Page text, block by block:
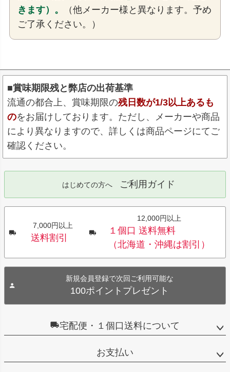
きます）。
（他メーカー様と異なります。予め
ご了承ください。）
■賞味期限残と弊店の出荷基準
流通の都合上、賞味期限の残日数が1/3以上あるも
のをお届けしております。ただし、メーカーや商品
により異なりますので、詳しくは商品ページにてご
確認ください。
はじめての方へ ご利用ガイド
7,000円以上
送料割引
12,000円以上
１個口 送料無料
（北海道・沖縄は割引）
新規会員登録で次回ご利用可能な
100ポイントプレゼント
宅配便・１個口送料について
お支払い